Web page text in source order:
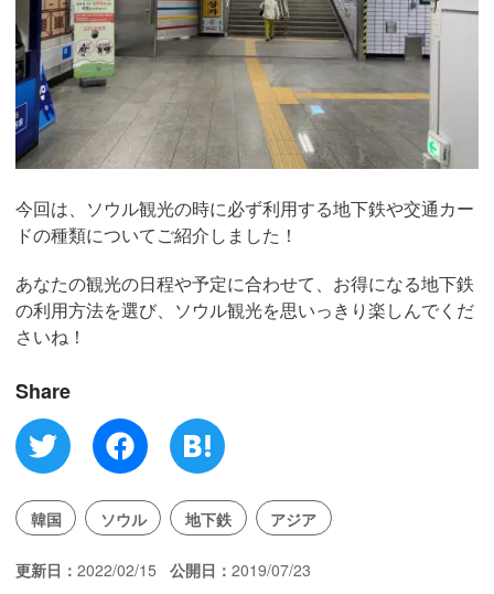
今回は、ソウル観光の時に必ず利用する地下鉄や交通カー
ドの種類についてご紹介しました！
あなたの観光の日程や予定に合わせて、お得になる地下鉄
の利用方法を選び、ソウル観光を思いっきり楽しんでくだ
さいね！
Share
韓国 ソウル 地下鉄 アジア
更新日 2022/02/15 公開日 2019/07/23